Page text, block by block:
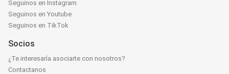
Seguinos en Instagram
Seguinos en Youtube
Seguinos en TikTok
Socios
¿Te interesaría asociarte con nosotros?
Contactanos